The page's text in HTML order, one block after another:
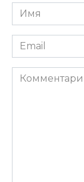
Имя
*
Email
*
Комментарий